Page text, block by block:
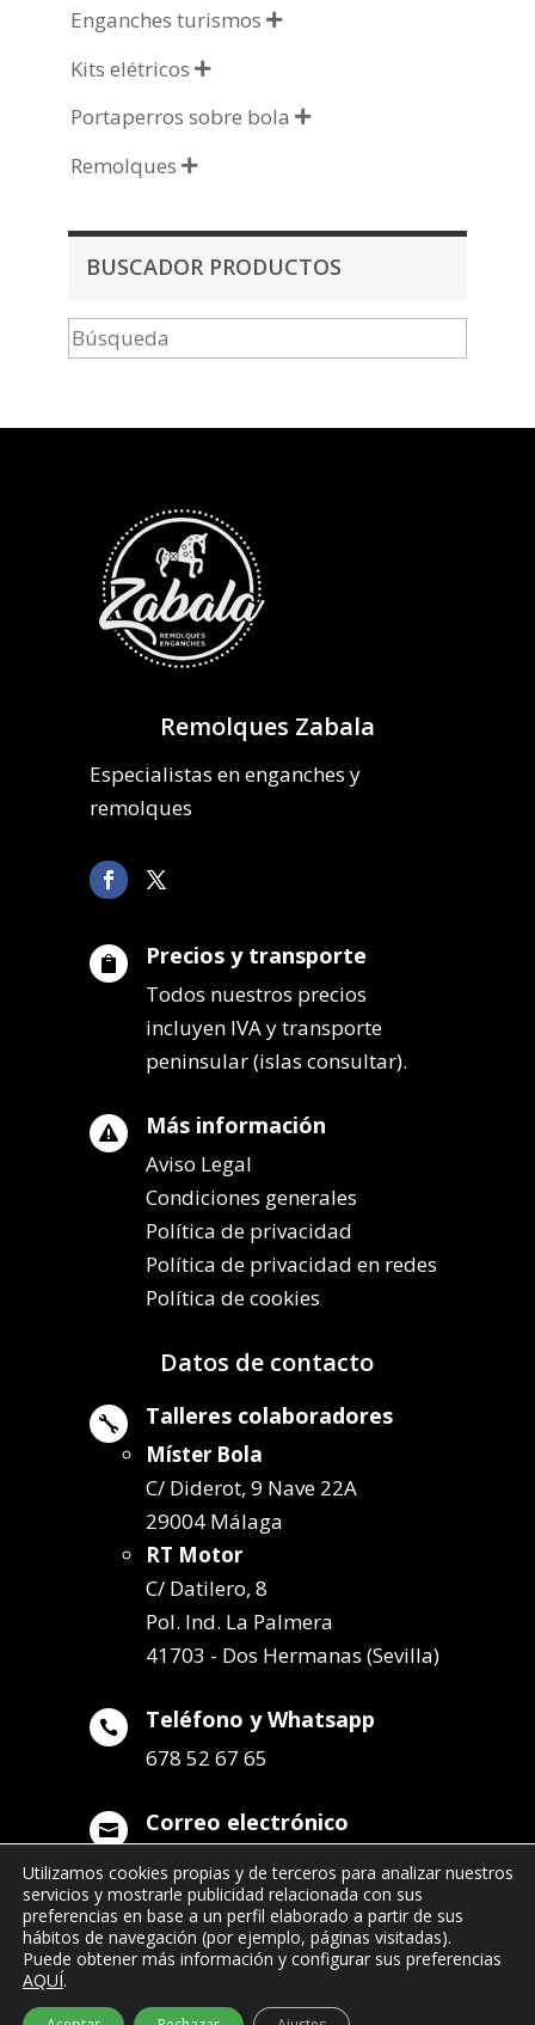
Enganches turismos 
Kits elétricos 
Portaperros sobre bola 
Remolques 
BUSCADOR PRODUCTOS
Remolques Zabala
Especialistas en enganches y
remolques
 Precios y transporte
Todos nuestros precios
incluyen IVA y transporte
peninsular (islas consultar).
 Más información
Aviso Legal
Condiciones generales
Política de privacidad
Política de privacidad en redes
Política de cookies
Datos de contacto
 Talleres colaboradores
Míster Bola
C/ Diderot, 9 Nave 22A
29004 Málaga
RT Motor
C/ Datilero, 8
Pol. Ind. La Palmera
41703 - Dos Hermanas (Sevilla)
 Teléfono y Whatsapp
678 52 67 65
 Correo electrónico
info@remolqueszabala.com
Utilizamos cookies propias y de terceros para analizar nuestros
servicios y mostrarle publicidad relacionada con sus
preferencias en base a un perfil elaborado a partir de sus
hábitos de navegación (por ejemplo, páginas visitadas).
Puede obtener más información y configurar sus preferencias
AQUÍ.